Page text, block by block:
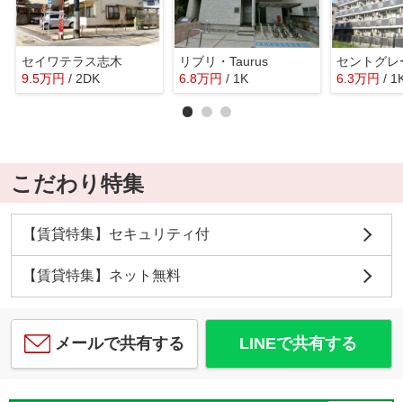
セイワテラス志木
9.5万円 / 2DK
リブリ・Taurus
6.8万円 / 1K
セントグレ
6.3万円 /
こだわり特集
【賃貸特集】セキュリティ付
【賃貸特集】ネット無料
メールで共有する LINEで共有する